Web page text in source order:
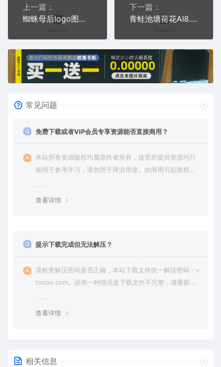
上一篇：
蜘蛛母后logo图腾AI8.0格式激光打标文件通用矢量图
下一篇：
青蛙池塘荷花AI8.0格式激光打标文件通用矢量图
常见问题
免费下载或者VIP会员专享资源能否直接商用？
本站所有资源版权均属原作者所有，这里所提供资源均只
能用于参考学习，请勿用于商业用途。由商用引起版权纠
查看详情
提示下载完成但无法解压？
请检查解压密码是否正确，本站下载文件统一解压密码：v
tocoo.com。还有一种情况是下载文件不完整，请重新下
查看详情
相关信息